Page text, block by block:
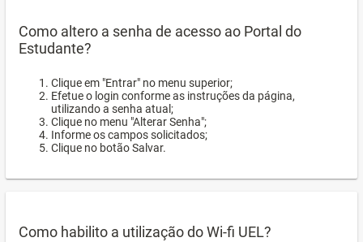
Como altero a senha de acesso ao Portal do
Estudante?
Clique em "Entrar" no menu superior;
Efetue o login conforme as instruções da página,
utilizando a senha atual;
Clique no menu "Alterar Senha";
Informe os campos solicitados;
Clique no botão Salvar.
Como habilito a utilização do Wi-fi UEL?